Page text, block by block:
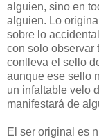
alguien, sino en
alguien. Lo
sobre lo
con solo observar
conlleva el sello
aunque ese sello
un infaltable velo
manifestará de
El ser original es